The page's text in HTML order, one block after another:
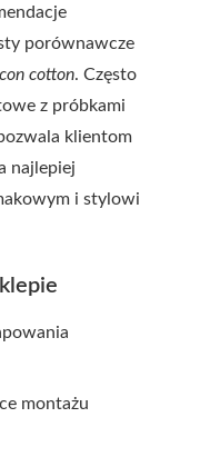
porównawcze
cotton. Często
z próbkami
klientom
najlepiej
i stylowi
montażu